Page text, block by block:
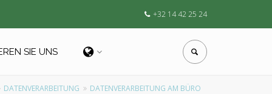
+32 14 42 25 24
SIE UNS
DATENVERARBEITUNG DATENVERARBEITUNG AM BÜRO